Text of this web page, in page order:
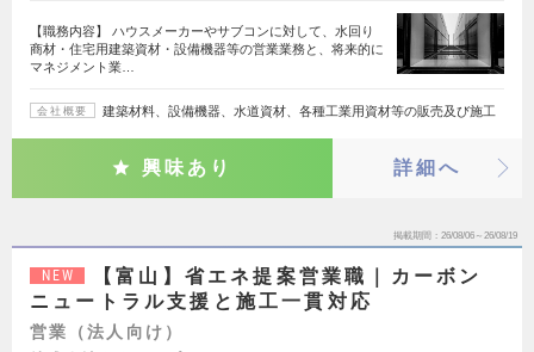
【職務内容】 ハウスメーカーやサブコンに対して、水回り
商材・住宅用建築資材・設備機器等の営業業務と、将来的に
マネジメント業…
会社概要 建築材料、設備機器、水道資材、各種工業用資材等の販売及び施工
興味あり 詳細へ
掲載期間 26/08/06～26/08/19
NEW
【富山】省エネ提案営業職｜カーボン
ニュートラル支援と施工一貫対応
営業（法人向け）